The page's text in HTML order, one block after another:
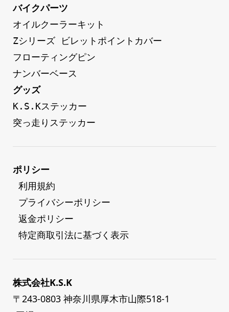
バイクパーツ
オイルクーラーキット
Zシリーズ ビレットポイントカバー
フローティングピン
ナンバーベース
グッズ
K.S.Kステッカー
突っ走りステッカー
ポリシー
利用規約
プライバシーポリシー
返金ポリシー
特定商取引法に基づく表示
株式会社K.S.K
〒243-0803 神奈川県厚木市山際518-1